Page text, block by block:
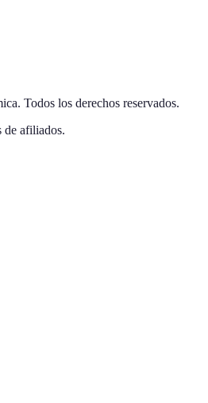
. Todos los derechos reservados.
de afiliados.